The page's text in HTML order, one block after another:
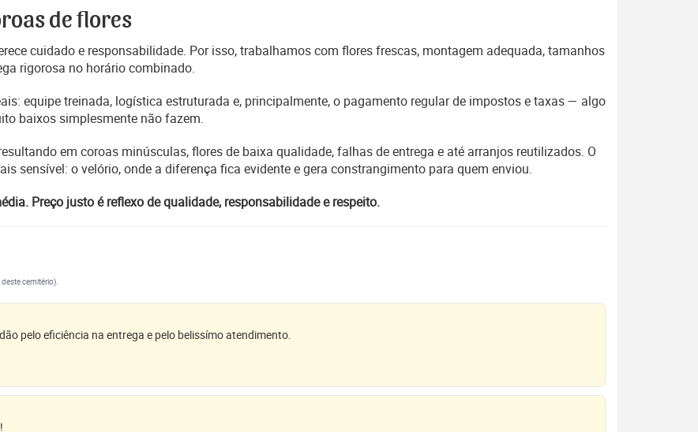
de flores
cuidado e responsabilidade. Por isso, trabalhamos com flores frescas, montagem adequada, tamanhos
rigorosa no horário combinado.
equipe treinada, logística estruturada e, principalmente, o pagamento regular de impostos e taxas — algo
baixos simplesmente não fazem.
em coroas minúsculas, flores de baixa qualidade, falhas de entrega e até arranjos reutilizados. O
sensível: o velório, onde a diferença fica evidente e gera constrangimento para quem enviou.
Preço justo é reflexo de qualidade, responsabilidade e respeito.
cemitério).
pelo eficiência na entrega e pelo belissímo atendimento.